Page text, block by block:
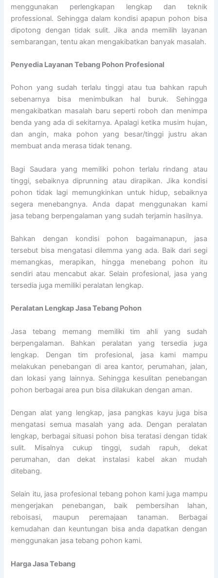
menggunakan perlengkapan lengkap dan teknik
professional. Sehingga dalam kondisi apapun pohon bisa
dipotong dengan tidak sulit. Jika anda memilih layanan
sembarangan, tentu akan mengakibatkan banyak masalah.
Penyedia Layanan Tebang Pohon Profesional
Pohon yang sudah terlalu tinggi atau tua bahkan rapuh
sebenarnya bisa menimbulkan hal buruk. Sehingga
mengakibatkan masalah baru seperti roboh dan menimpa
benda yang ada di sekitarnya. Apalagi ketika musim hujan,
dan angin, maka pohon yang besar/tinggi justru akan
membuat anda merasa tidak tenang.
Bagi Saudara yang memiliki pohon terlalu rindang atau
tinggi, sebaiknya diprunning atau dirapikan. Jika kondisi
pohon tidak lagi memungkinkan untuk hidup, sebaiknya
segera menebangnya. Anda dapat menggunakan kami
jasa tebang berpengalaman yang sudah terjamin hasilnya.
Bahkan dengan kondisi pohon bagaimanapun, jasa
tersebut bisa mengatasi dilemma yang ada. Baik dari segi
memangkas, merapikan, hingga menebang pohon itu
sendiri atau mencabut akar. Selain profesional, jasa yang
tersedia juga memiliki peralatan lengkap.
Peralatan Lengkap Jasa Tebang Pohon
Jasa tebang memang memiliki tim ahli yang sudah
berpengalaman. Bahkan peralatan yang tersedia juga
lengkap. Dengan tim profesional, jasa kami mampu
melakukan penebangan di area kantor, perumahan, jalan,
dan lokasi yang lainnya. Sehingga kesulitan penebangan
pohon berbagai area pun bisa dilakukan dengan aman.
Dengan alat yang lengkap, jasa pangkas kayu juga bisa
mengatasi semua masalah yang ada. Dengan peralatan
lengkap, berbagai situasi pohon bisa teratasi dengan tidak
sulit. Misalnya cukup tinggi, sudah rapuh, dekat
perumahan, dan dekat instalasi kabel akan mudah
ditebang.
Selain itu, jasa profesional tebang pohon kami juga mampu
mengerjakan penebangan, baik pembersihan lahan,
reboisasi, maupun peremajaan tanaman. Berbagai
kemudahan dan keuntungan bisa anda dapatkan dengan
menggunakan jasa tebang pohon kami.
Harga Jasa Tebang